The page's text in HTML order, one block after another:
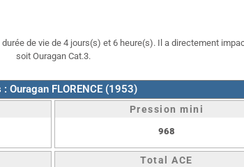
de vie de 4 jours(s) et 6 heure(s). Il a directement
soit Ouragan Cat.3.
: Ouragan FLORENCE (1953)
Pression mini
968
Total ACE